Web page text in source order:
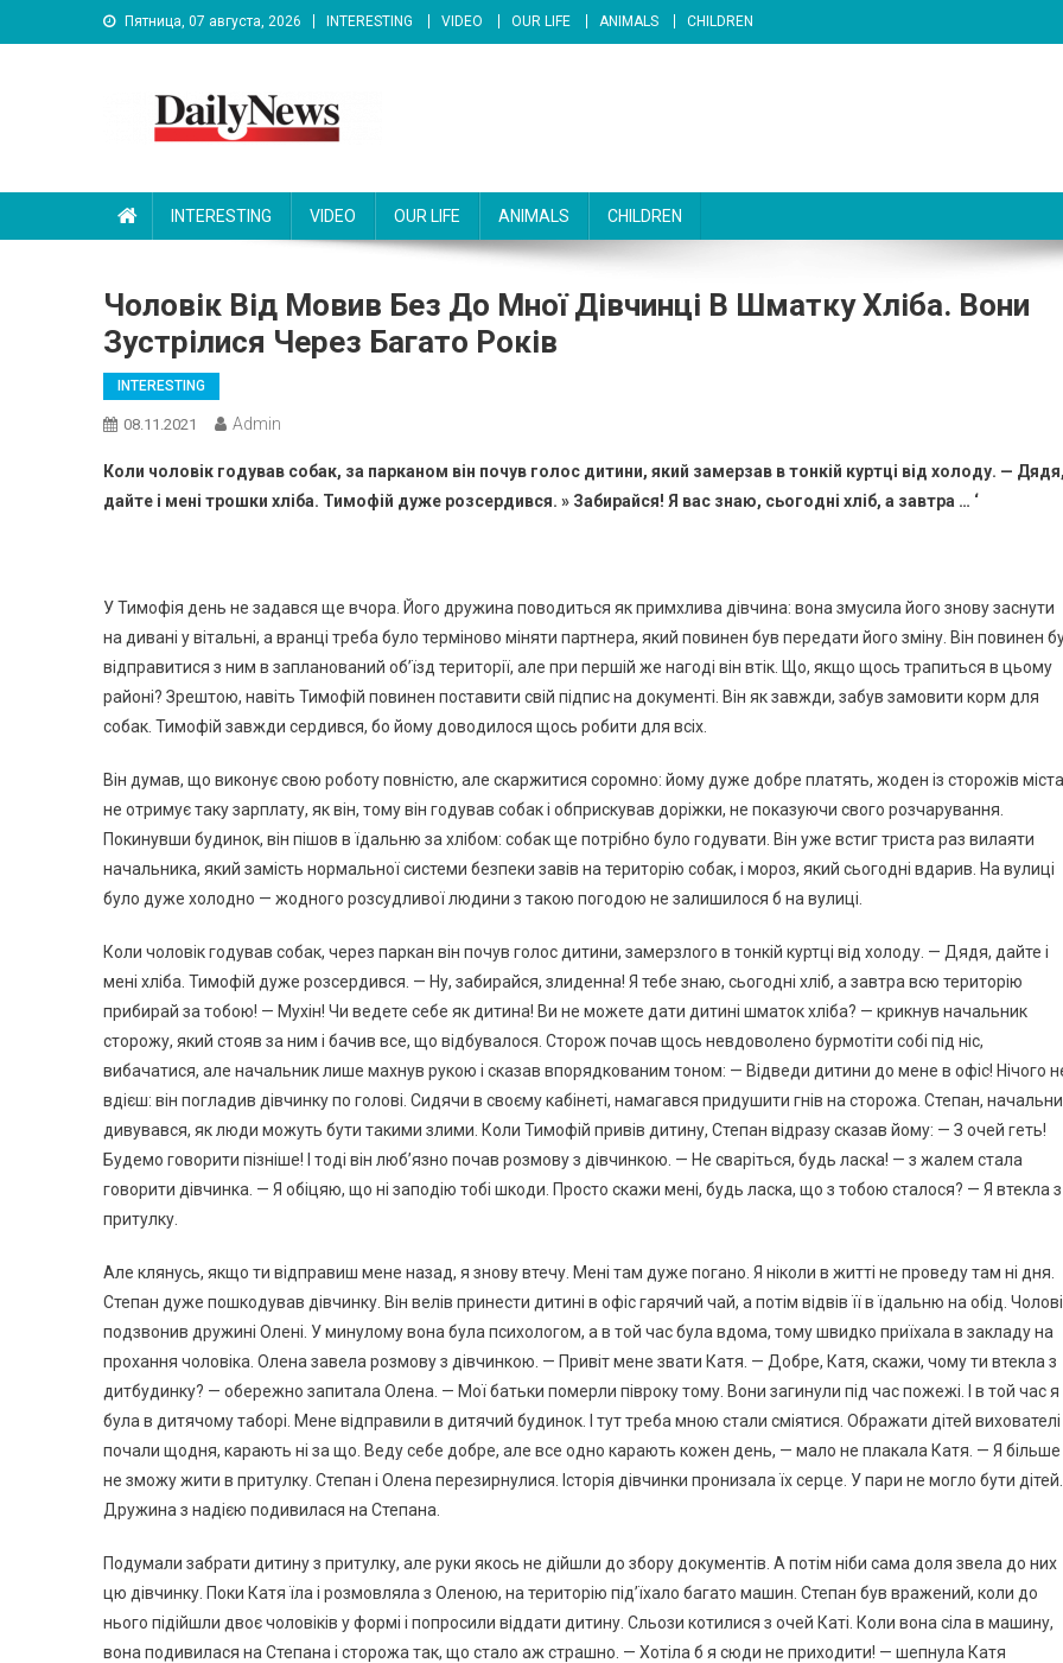
to
Пятница, 07 августа, 2026 INTERESTING VIDEO OUR LIFE ANIMALS CHILDREN
INTERESTING VIDEO OUR LIFE ANIMALS CHILDREN
Чоловік Від Мовив Без До Мної Дівчинці В Шматку Хліба. Вони
Зустрілися Через Багато Років
INTERESTING
08.11.2021 Admin
Коли чоловік годував собак, за парканом він почув голос дитини, який замерзав в тонкій куртці від холоду. —
дайте і мені трошки хліба. Тимофій дуже розсердився. » Забирайся! Я вас знаю, сьогодні хліб, а завтра … ‘
У Тимофія день не задався ще вчора. Його дружина поводиться як примхлива дівчина: вона змусила його знову заснути
на дивані у вітальні, а вранці треба було терміново міняти партнера, який повинен був передати його зміну. Він повинен
відправитися з ним в запланований об’їзд території, але при першій же нагоді він втік. Що, якщо щось трапиться в цьому
районі? Зрештою, навіть Тимофій повинен поставити свій підпис на документі. Він як завжди, забув замовити корм для
собак. Тимофій завжди сердився, бо йому доводилося щось робити для всіх.
Він думав, що виконує свою роботу повністю, але скаржитися соромно: йому дуже добре платять, жоден із сторожів міста
не отримує таку зарплату, як він, тому він годував собак і обприскував доріжки, не показуючи свого розчарування.
Покинувши будинок, він пішов в їдальню за хлібом: собак ще потрібно було годувати. Він уже встиг триста раз вилаяти
начальника, який замість нормальної системи безпеки завів на територію собак, і мороз, який сьогодні вдарив. На вулиці
було дуже холодно — жодного розсудливої людини з такою погодою не залишилося б на вулиці.
Коли чоловік годував собак, через паркан він почув голос дитини, замерзлого в тонкій куртці від холоду. — Дядя, дайте і
мені хліба. Тимофій дуже розсердився. — Ну, забирайся, злиденна! Я тебе знаю, сьогодні хліб, а завтра всю територію
прибирай за тобою! — Мухін! Чи ведете себе як дитина! Ви не можете дати дитині шматок хліба? — крикнув начальник
сторожу, який стояв за ним і бачив все, що відбувалося. Сторож почав щось невдоволено бурмотіти собі під ніс,
вибачатися, але начальник лише махнув рукою і сказав впорядкованим тоном: — Відведи дитини до мене в офіс! Нічого
вдієш: він погладив дівчинку по голові. Сидячи в своєму кабінеті, намагався придушити гнів на сторожа. Степан,
дивувався, як люди можуть бути такими злими. Коли Тимофій привів дитину, Степан відразу сказав йому: — З очей геть!
Будемо говорити пізніше! І тоді він люб’язно почав розмову з дівчинкою. — Не сваріться, будь ласка! — з жалем стала
говорити дівчинка. — Я обіцяю, що ні заподію тобі шкоди. Просто скажи мені, будь ласка, що з тобою сталося? — Я втекла з
притулку.
Але клянусь, якщо ти відправиш мене назад, я знову втечу. Мені там дуже погано. Я ніколи в житті не проведу там ні дня.
Степан дуже пошкодував дівчинку. Він велів принести дитині в офіс гарячий чай, а потім відвів її в їдальню на обід.
подзвонив дружині Олені. У минулому вона була психологом, а в той час була вдома, тому швидко приїхала в закладу на
прохання чоловіка. Олена завела розмову з дівчинкою. — Привіт мене звати Катя. — Добре, Катя, скажи, чому ти втекла з
дитбудинку? — обережно запитала Олена. — Мої батьки померли півроку тому. Вони загинули під час пожежі. І в той час я
була в дитячому таборі. Мене відправили в дитячий будинок. І тут треба мною стали сміятися. Ображати дітей вихователі
почали щодня, карають ні за що. Веду себе добре, але все одно карають кожен день, — мало не плакала Катя. — Я більше
не зможу жити в притулку. Степан і Олена перезирнулися. Історія дівчинки пронизала їх серце. У пари не могло бути дітей.
Дружина з надією подивилася на Степана.
Подумали забрати дитину з притулку, але руки якось не дійшли до збору документів. А потім ніби сама доля звела до них
цю дівчинку. Поки Катя їла і розмовляла з Оленою, на територію під’їхало багато машин. Степан був вражений, коли до
нього підійшли двоє чоловіків у формі і попросили віддати дитину. Сльози котилися з очей Каті. Коли вона сіла в машину,
вона подивилася на Степана і сторожа так, що стало аж страшно. — Хотіла б я сюди не приходити! — шепнула Катя